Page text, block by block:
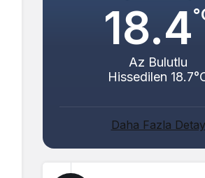
18.4
Az Bulutlu
Hissedilen
Daha Fazla Detay